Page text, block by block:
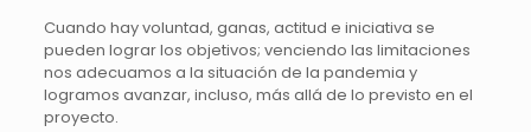
Cuando hay voluntad, ganas, actitud e iniciativa se
pueden lograr los objetivos; venciendo las limitaciones
nos adecuamos a la situación de la pandemia y
logramos avanzar, incluso, más allá de lo previsto en el
proyecto.